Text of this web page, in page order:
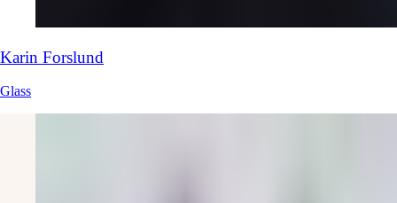
Karin Forslund
Glass